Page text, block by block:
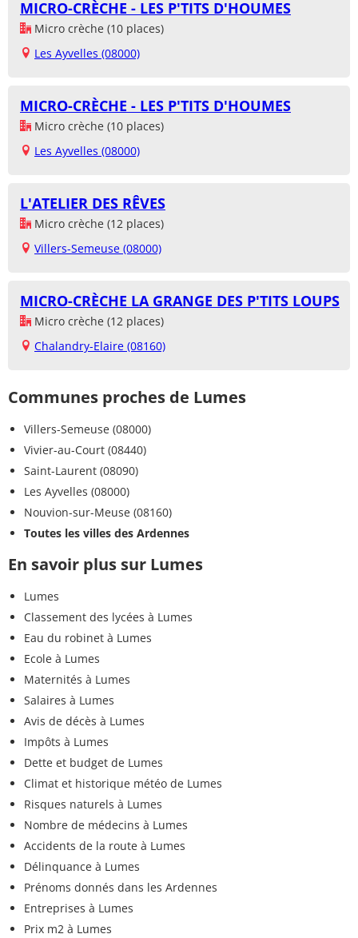
MICRO-CRÈCHE - LES P'TITS D'HOUMES
Micro crèche (10 places)
Les Ayvelles (08000)
MICRO-CRÈCHE - LES P'TITS D'HOUMES
Micro crèche (10 places)
Les Ayvelles (08000)
L'ATELIER DES RÊVES
Micro crèche (12 places)
Villers-Semeuse (08000)
MICRO-CRÈCHE LA GRANGE DES P'TITS LOUPS
Micro crèche (12 places)
Chalandry-Elaire (08160)
Communes proches de Lumes
Villers-Semeuse (08000)
Vivier-au-Court (08440)
Saint-Laurent (08090)
Les Ayvelles (08000)
Nouvion-sur-Meuse (08160)
Toutes les villes des Ardennes
En savoir plus sur Lumes
Lumes
Classement des lycées à Lumes
Eau du robinet à Lumes
Ecole à Lumes
Maternités à Lumes
Salaires à Lumes
Avis de décès à Lumes
Impôts à Lumes
Dette et budget de Lumes
Climat et historique météo de Lumes
Risques naturels à Lumes
Nombre de médecins à Lumes
Accidents de la route à Lumes
Délinquance à Lumes
Prénoms donnés dans les Ardennes
Entreprises à Lumes
Prix m2 à Lumes